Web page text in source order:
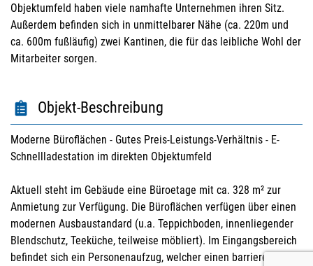
Objektumfeld haben viele namhafte Unternehmen ihren Sitz.
Außerdem befinden sich in unmittelbarer Nähe (ca. 220m und
ca. 600m fußläufig) zwei Kantinen, die für das leibliche Wohl der
Mitarbeiter sorgen.
Objekt-Beschreibung
Moderne Büroflächen - Gutes Preis-Leistungs-Verhältnis - E-
Schnellladestation im direkten Objektumfeld
Aktuell steht im Gebäude eine Büroetage mit ca. 328 m² zur
Anmietung zur Verfügung. Die Büroflächen verfügen über einen
modernen Ausbaustandard (u.a. Teppichboden, innenliegender
Blendschutz, Teeküche, teilweise möbliert). Im Eingangsbereich
befindet sich ein Personenaufzug, welcher einen barrierefreien